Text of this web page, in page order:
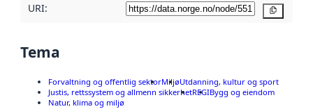
URI:
Tema
Forvaltning og offentlig sektorMiljøUtdanning, kultur og sport
Justis, rettssystem og allmenn sikkerhetREGIBygg og eiendom
Natur, klima og miljø